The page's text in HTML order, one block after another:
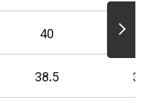
40
38.5 39